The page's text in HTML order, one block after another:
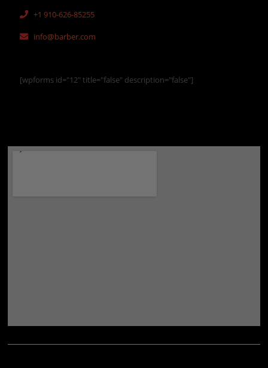
+1 910-626-85255
info@barber.com
[wpforms id="12" title="false" description="false"]